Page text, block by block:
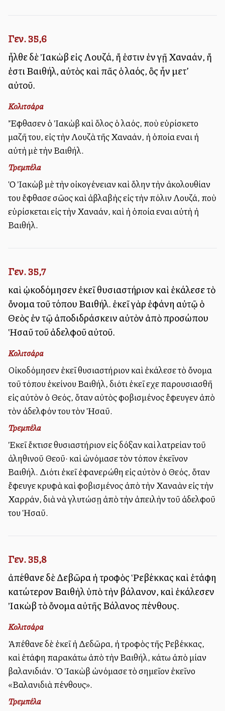
Γεν. 35,6
ἦλθε δὲ Ἰακὼβ εἰς Λουζά, ἥ ἐστιν ἐν γῇ Χαναάν, ἥ
ἐστι Βαιθήλ, αὐτὸς καὶ πᾶς ὁ λαός, ὃς ἦν μετ’
αὐτοῦ.
Κολιτσάρα
Ἔφθασεν ὁ Ἰακὼβ καὶ ὅλος ὁ λαός, ποὺ εὑρίσκετο
μαζῆ του, εἰς τὴν Λουζὰ τῆς Χαναάν, ἡ ὁποία εἶναι ἡ
αὐτὴ μὲ τὴν Βαιθήλ.
Τρεμπέλα
Ὁ Ἰακὼβ μὲ τὴν οἰκογένειαν καὶ ὅλην τὴν ἀκολουθίαν
του ἔφθασε σῶος καὶ ἀβλαβὴς εἰς τὴν πόλιν Λουζά, ποὺ
εὑρίσκεται εἰς τὴν Χαναάν, καὶ ἡ ὁποία εἶναι αὐτὴ ἡ
Βαιθήλ.
Γεν. 35,7
καὶ ᾠκοδόμησεν ἐκεῖ θυσιαστήριον καὶ ἐκάλεσε τὸ
ὄνομα τοῦ τόπου Βαιθήλ. ἐκεῖ γὰρ ἐφάνη αὐτῷ ὁ
Θεὸς ἐν τῷ ἀποδιδράσκειν αὐτὸν ἀπὸ προσώπου
Ἡσαῦ τοῦ ἀδελφοῦ αὐτοῦ.
Κολιτσάρα
Οἰκοδόμησεν ἐκεῖ θυσιαστήριον καὶ ἐκάλεσε τὸ ὄνομα
τοῦ τόπου ἐκείνου Βαιθήλ, διότι ἐκεῖ εἶχε παρουσιασθῆ
εἰς αὐτὸν ὁ Θεός, ὅταν αὐτὸς φοβισμένος ἔφευγεν ἀπὸ
τὸν ἀδελφόν του τὸν Ἡσαῦ.
Τρεμπέλα
Ἐκεῖ ἔκτισε θυσιαστήριον εἰς δόξαν καὶ λατρείαν τοῦ
ἀληθινοῦ Θεοῦ· καὶ ὠνόμασε τὸν τόπον ἐκεῖνον
Βαιθήλ. Διότι ἐκεῖ ἐφανερώθη εἰς αὐτὸν ὁ Θεός, ὅταν
ἔφευγε κρυφὰ καὶ φοβισμένος ἀπὸ τὴν Χαναὰν εἰς τὴν
Χαρράν, διὰ νὰ γλυτώσῃ ἀπὸ τὴν ἀπειλὴν τοῦ ἀδελφοῦ
του Ἡσαῦ.
Γεν. 35,8
ἀπέθανε δὲ Δεβῶρα ἡ τροφὸς Ῥεβέκκας καὶ ἐτάφη
κατώτερον Βαιθὴλ ὑπὸ τὴν βάλανον, καὶ ἐκάλεσεν
Ἰακὼβ τὸ ὄνομα αὐτῆς Βάλανος πένθους.
Κολιτσάρα
Ἀπέθανε δὲ ἐκεῖ ἡ Δεδῶρα, ἡ τροφὸς τῆς Ρεβέκκας,
καὶ ἐτάφη παρακάτω ἀπὸ τὴν Βαιθήλ, κάτω ἀπὸ μίαν
βαλανιδιάν. Ὁ Ἰακὼβ ὠνόμασε τὸ σημεῖον ἐκεῖνο
«Βαλανιδιὰ πένθους».
Τρεμπέλα